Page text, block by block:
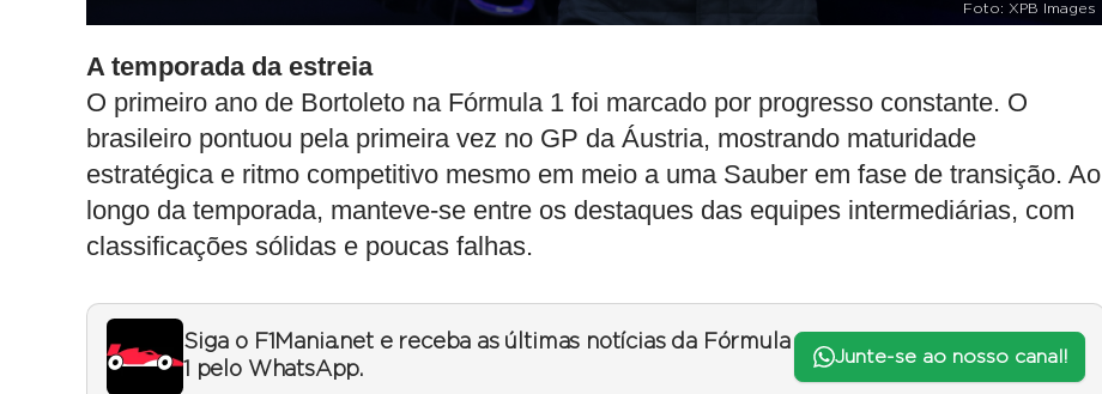
Foto: XPB Images
A temporada da estreia
O primeiro ano de Bortoleto na Fórmula 1 foi marcado por progresso constante. O
brasileiro pontuou pela primeira vez no GP da Áustria, mostrando maturidade
estratégica e ritmo competitivo mesmo em meio a uma Sauber em fase de transição. Ao
longo da temporada, manteve-se entre os destaques das equipes intermediárias, com
classificações sólidas e poucas falhas.
Siga o F1Mania.net e receba as últimas notícias da Fórmula
1 pelo WhatsApp.
Junte-se ao nosso canal!